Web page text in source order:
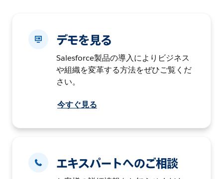
デモを見る
Salesforce製品の導入によりビジネス
や組織を変革する方法をぜひご覧くだ
さい。
今すぐ見る
エキスパートへのご相談